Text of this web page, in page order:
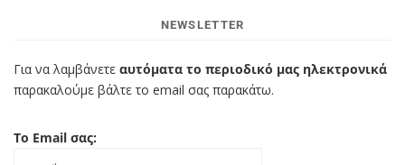
NEWSLETTER
Για να λαμβάνετε αυτόματα το περιοδικό μας ηλεκτρονικά
παρακαλούμε βάλτε το email σας παρακάτω.
Το Email σας: